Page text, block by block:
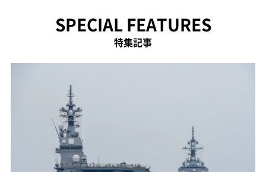
SPECIAL FEATURES
特集記事